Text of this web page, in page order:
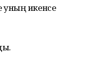
уның икенсе